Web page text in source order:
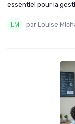
essentiel pour la
par Louise